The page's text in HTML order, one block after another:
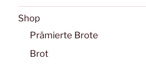
werden
Shop
Prämierte Brote
Brot